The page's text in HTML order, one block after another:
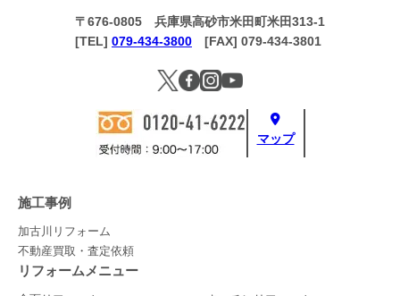
マップ
〒676-0805 兵庫県高砂市米田町米田313-1
[TEL] 079-434-3800 [FAX] 079-434-3801
施工事例
加古川リフォーム
不動産買取・査定依頼
リフォームメニュー